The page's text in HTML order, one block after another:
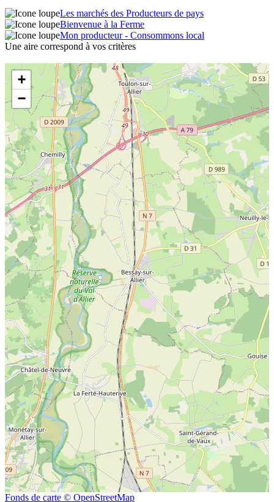
Les marchés des Producteurs de pays
Bienvenue à la Ferme
Mon producteur - Consommons local
Une aire correspond à vos critères
+
−
Fonds de carte © OpenStreetMap